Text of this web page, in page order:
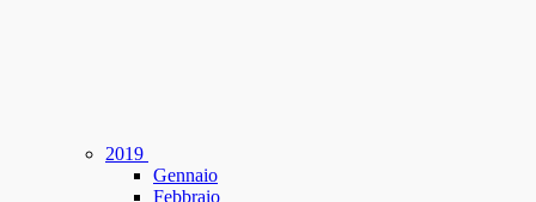
2019
Gennaio
Febbraio